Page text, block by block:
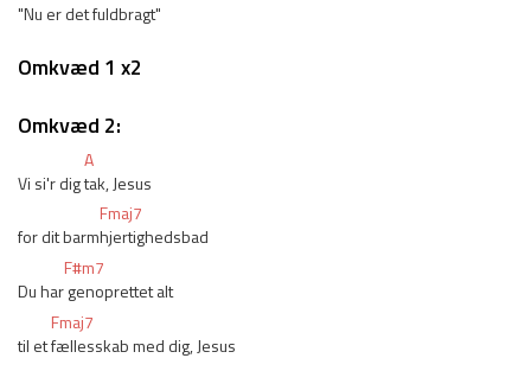
"Nu er det fuldbragt"
Omkvæd 1 x2
Omkvæd 2:
A
Vi si'r dig tak, Jesus
Fmaj7
for dit barmhjertighedsbad
F#m7
Du har genoprettet alt
Fmaj7
til et fællesskab med dig, Jesus